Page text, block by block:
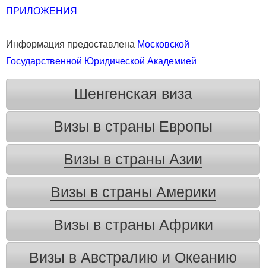
ПРИЛОЖЕНИЯ
Информация предоставлена Московской
Государственной Юридической Академией
Шенгенская виза
Визы в страны Европы
Визы в страны Азии
Визы в страны Америки
Визы в страны Африки
Визы в Австралию и Океанию